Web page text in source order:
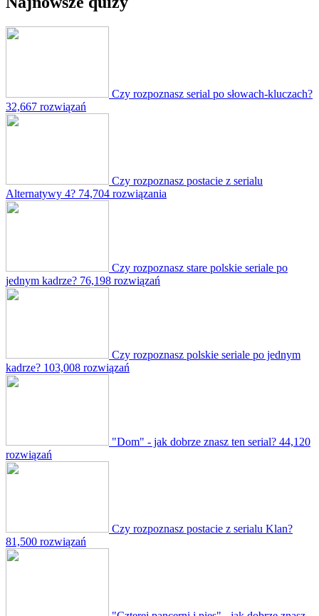
Czy rozpoznasz serial po słowach-kluczach?
32,667 rozwiązań
Czy rozpoznasz postacie z serialu
Alternatywy 4? 74,704 rozwiązania
Czy rozpoznasz stare polskie seriale po
jednym kadrze? 76,198 rozwiązań
Czy rozpoznasz polskie seriale po jednym
kadrze? 103,008 rozwiązań
"Dom" - jak dobrze znasz ten serial? 44,120
rozwiązań
Czy rozpoznasz postacie z serialu Klan?
81,500 rozwiązań